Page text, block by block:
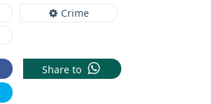
Crime
Share to